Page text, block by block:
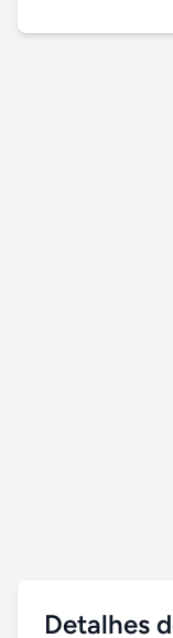
Detalhes